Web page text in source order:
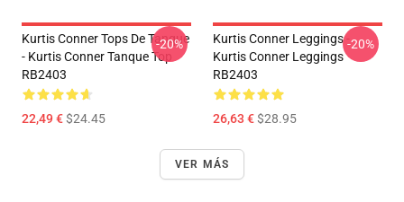
Kurtis Conner Tops De Tanque
- Kurtis Conner Tanque Top
RB2403
22,49 €$24.45
-20%
Kurtis Conner Leggings -
Kurtis Conner Leggings
RB2403
26,63 €$28.95
-20%
VER MÁS